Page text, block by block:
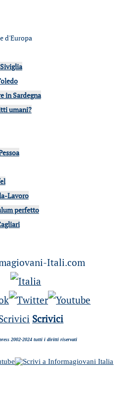
d'Europa
in Sardegna
umani?
Lavoro
perfetto
Scrivici
2002-2024 tutti i diritti riservati